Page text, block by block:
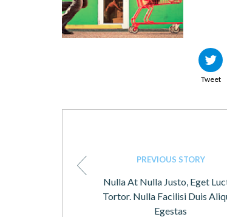
Tweet
PREVIOUS STORY
Nulla At Nulla Justo, Eget
Tortor. Nulla Facilisi Duis
Egestas